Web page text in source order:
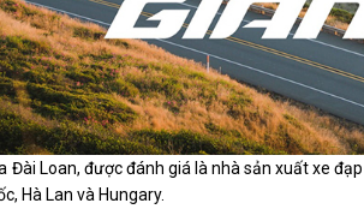
Đài Loan, được đánh giá là nhà sản xuất xe
Hà Lan và Hungary.